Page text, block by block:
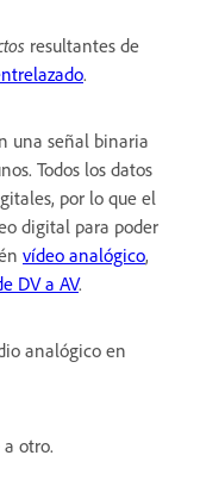
resultantes de
.
una señal binaria
Todos los datos
por lo que el
digital para poder
vídeo analógico,
DV a AV.
analógico en
a otro.